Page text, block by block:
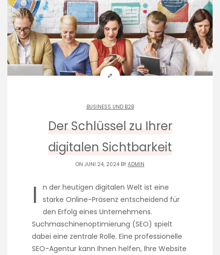
BUSINESS UND B2B
Der Schlüssel zu Ihrer
digitalen Sichtbarkeit
ON JUNI 24, 2024 BY ADMIN
I
n der heutigen digitalen Welt ist eine
starke Online-Präsenz entscheidend für
den Erfolg eines Unternehmens.
Suchmaschinenoptimierung (SEO) spielt
dabei eine zentrale Rolle. Eine professionelle
SEO-Agentur kann Ihnen helfen, Ihre Website